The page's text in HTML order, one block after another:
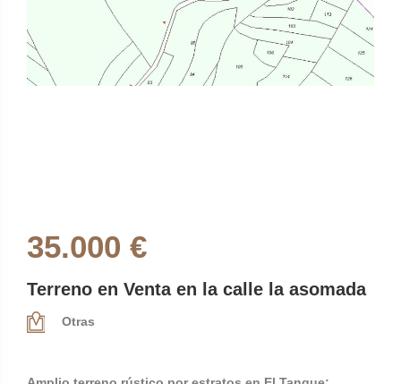
35.000 €
Terreno en Venta en la calle la asomada
Otras